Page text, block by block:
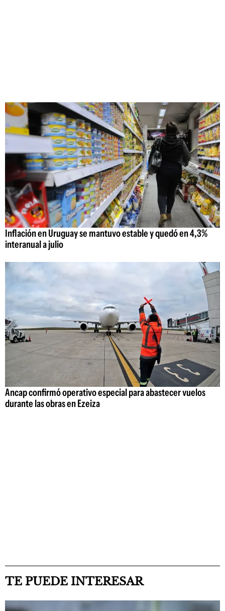
Inflación en Uruguay se mantuvo estable y quedó en 4,3%
interanual a julio
Ancap confirmó operativo especial para abastecer vuelos
durante las obras en Ezeiza
TE PUEDE INTERESAR